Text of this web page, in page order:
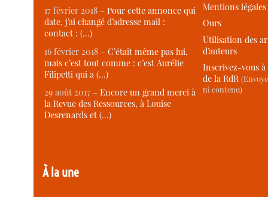
17 février 2018 –Pour cette annonce qui
date, j’ai changé d’adresse mail :
contact : (…)
16 février 2018 –C’était même pas lui,
mais c’est tout comme : c’est Aurélie
Filipetti qui a (…)
29 août 2017 –Encore un grand merci à
la Revue des Ressources, à Louise
Desrenards et (…)
À la une
Mentions légales
Ours
Utilisation des
d’auteurs
Inscrivez-vous
de la RdR
ni contenu)